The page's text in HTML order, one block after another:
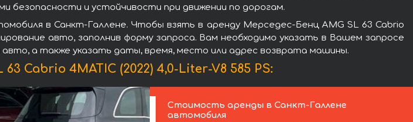
безопасности и устойчивости при движении по дорогам.
в Санкт-Галлене. Чтобы взять в аренду Мерседес-Бенц AMG SL 63 Cabrio
авто, заполнив форму запроса. Вам необходимо указать в Вашем запросе
а также указать даты, время, место или адрес возврата машины.
Cabrio 4MATIC (2022) 4,0-Liter-V8 585 PS:
Стоимость аренды в Санкт-Галлене
автомобиля